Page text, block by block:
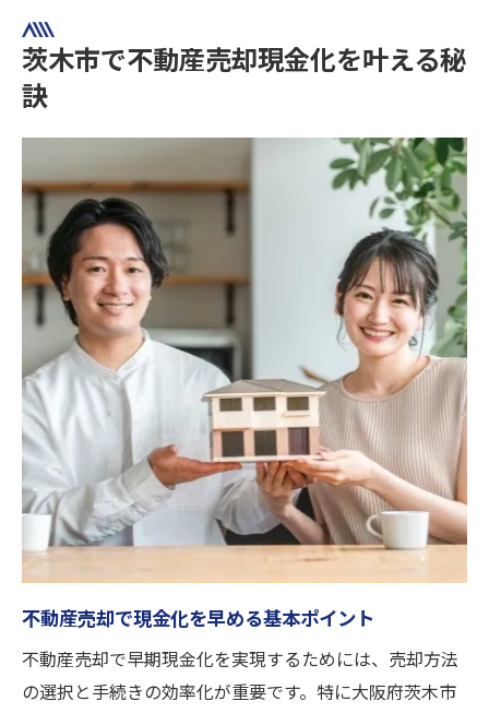
不動産売却における手間削減のコツ
茨木市の不動産売却で手続きを簡素化する
不動産売却で事前準備を最小限に抑える方
法
買取利用時の不動産売却で安心を得るポイ
ント
即現金化したい方へ贈る茨木市の買取活用法
不動産売却で即現金化するための選択肢
茨木市で買取を活用した現金化事例
不動産売却を急ぐ方に最適な買取の流れ
買取のスピード感と不動産売却のメリット
即現金化を目指す際の不動産売却ポイント
仲介と買取の違いを知って納得の不動産売却へ
茨木市で不動産売却現金化を叶える秘
訣
不動産売却で現金化を早める基本ポイント
不動産売却で早期現金化を実現するためには、売却方法
の選択と手続きの効率化が重要です。特に大阪府茨木市